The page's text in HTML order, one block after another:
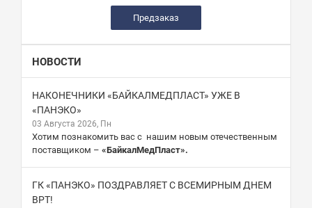
Предзаказ
НОВОСТИ
НАКОНЕЧНИКИ «БАЙКАЛМЕДПЛАСТ» УЖЕ В
«ПАНЭКО»
03 Августа 2026, Пн
Хотим познакомить вас с нашим новым отечественным
поставщиком – «БайкалМедПласт».
ГК «ПАНЭКО» ПОЗДРАВЛЯЕТ С ВСЕМИРНЫМ ДНЕМ
ВРТ!